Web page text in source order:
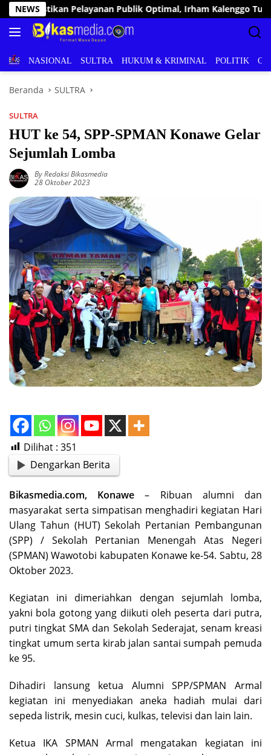
Langsung
ke
konten
NEWS
Kalenggo Tunjuk Narlian Jadi Plh Sekda Konsel
BERITANASIONAL SULTRA HUKUM & KRIMINAL POLITIK
Beranda SULTRA
SULTRA
HUT ke 54, SPP-SPMAN Konawe Gelar
Sejumlah Lomba
By Redaksi Bikasmedia
28 Oktober 2023
Dilihat : 351
Dengarkan Berita
Bikasmedia.com, Konawe – Ribuan alumni dan
masyarakat serta simpatisan menghadiri kegiatan Hari
Ulang Tahun (HUT) Sekolah Pertanian Pembangunan
(SPP) / Sekolah Pertanian Menengah Atas Negeri
(SPMAN) Wawotobi kabupaten Konawe ke-54. Sabtu, 28
Oktober 2023.
Kegiatan ini dimeriahkan dengan sejumlah lomba,
yakni bola gotong yang diikuti oleh peserta dari putra,
putri tingkat SMA dan Sekolah Sederajat, senam kreasi
tingkat umum serta kirab jalan santai sumpah pemuda
ke 95.
Dihadiri lansung ketua Alumni SPP/SPMAN Armal
kegiatan ini menyediakan aneka hadiah mulai dari
sepeda listrik, mesin cuci, kulkas, televisi dan lain lain.
Ketua IKA SPMAN Armal mengatakan kegiatan ini